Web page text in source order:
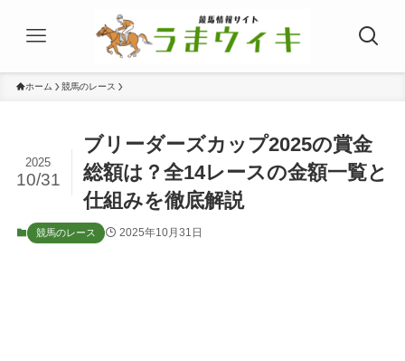
ホーム 競馬のレース
ブリーダーズカップ2025の賞金
総額は？全14レースの金額一覧と
仕組みを徹底解説
2025
10/31
競馬のレース 2025年10月31日